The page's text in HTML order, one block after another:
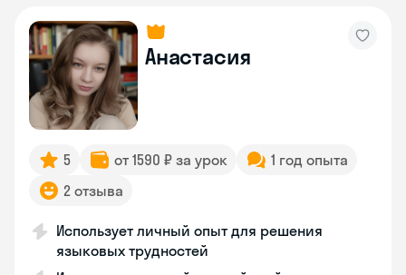
Анастасия
5 от 1590 ₽ за урок
1 год опыта
2 отзыва
Использует личный опыт для решения
языковых трудностей